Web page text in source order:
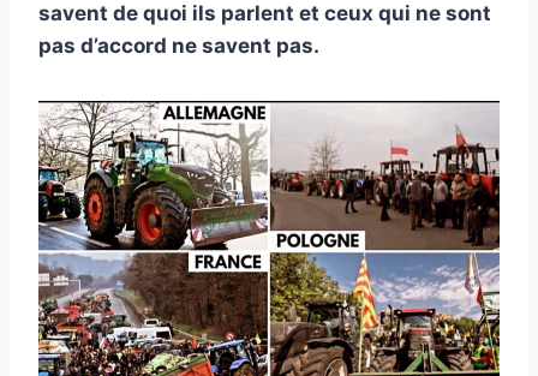
savent de quoi ils parlent et ceux qui ne sont
pas d’accord ne savent pas.